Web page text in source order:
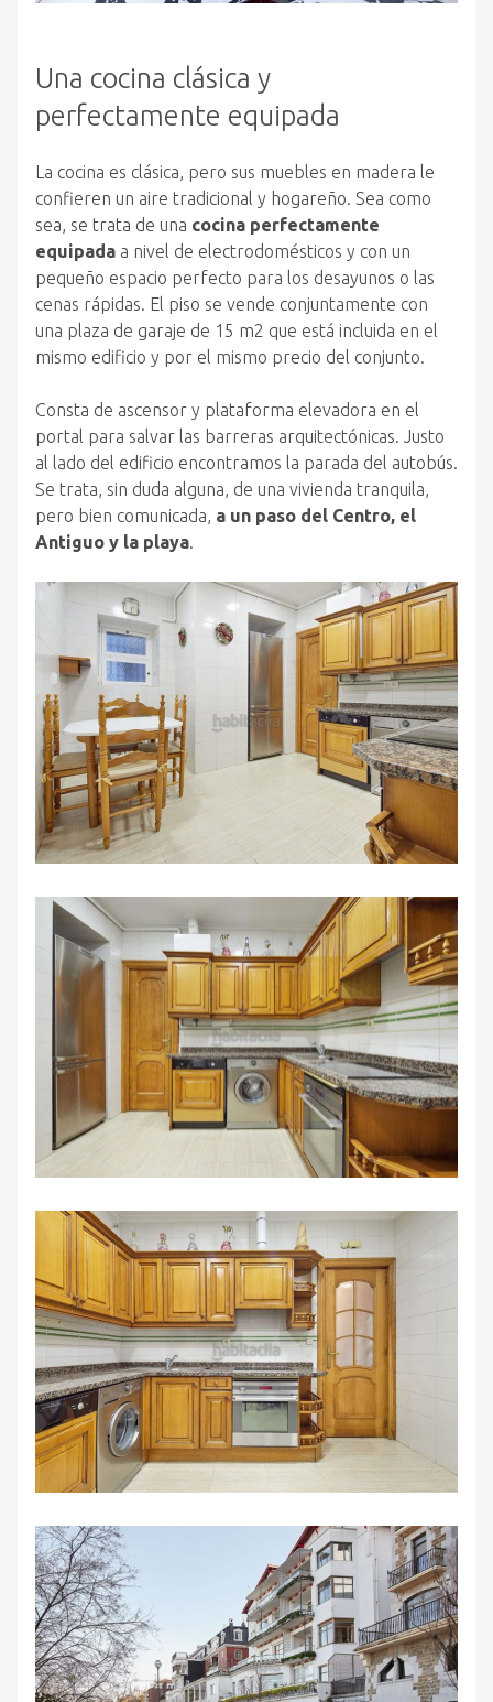
Una cocina clásica y
perfectamente equipada
La cocina es clásica, pero sus muebles en madera le
confieren un aire tradicional y hogareño. Sea como
sea, se trata de una cocina perfectamente
equipada a nivel de electrodomésticos y con un
pequeño espacio perfecto para los desayunos o las
cenas rápidas. El piso se vende conjuntamente con
una plaza de garaje de 15 m2 que está incluida en el
mismo edificio y por el mismo precio del conjunto.
Consta de ascensor y plataforma elevadora en el
portal para salvar las barreras arquitectónicas. Justo
al lado del edificio encontramos la parada del autobús.
Se trata, sin duda alguna, de una vivienda tranquila,
pero bien comunicada, a un paso del Centro, el
Antiguo y la playa